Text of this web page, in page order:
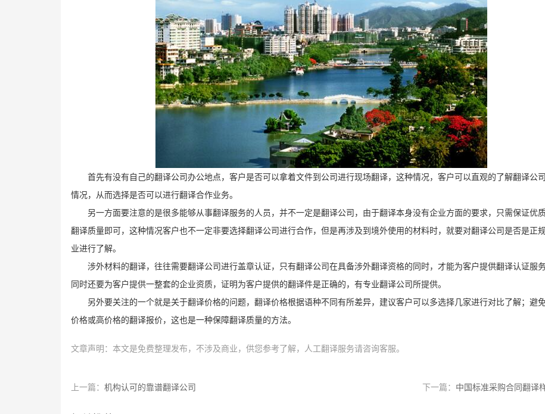
首先有没有自己的翻译公司办公地点，客户是否可以拿着文件到公司进行现场翻译，这种情况，客户可以直观的了解翻译公
情况，从而选择是否可以进行翻译合作业务。
另一方面要注意的是很多能够从事翻译服务的人员，并不一定是翻译公司，由于翻译本身没有企业方面的要求，只需保证优
翻译质量即可，这种情况客户也不一定非要选择翻译公司进行合作，但是再涉及到境外使用的材料时，就要对翻译公司是否是正
业进行了解。
涉外材料的翻译，往往需要翻译公司进行盖章认证，只有翻译公司在具备涉外翻译资格的同时，才能为客户提供翻译认证服务
同时还要为客户提供一整套的企业资质，证明为客户提供的翻译件是正确的，有专业翻译公司所提供。
另外要关注的一个就是关于翻译价格的问题，翻译价格根据语种不同有所差异，建议客户可以多选择几家进行对比了解；避
价格或高价格的翻译报价，这也是一种保障翻译质量的方法。
文章声明：本文是免费整理发布，不涉及商业，供您参考了解，人工翻译服务请咨询客服。
上一篇： 机构认可的靠谱翻译公司 下一篇： 中国标准采购合同翻译